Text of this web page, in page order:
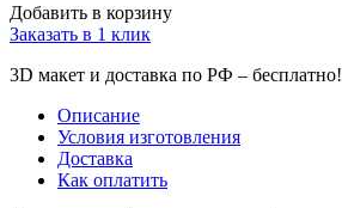
Добавить в корзину
Заказать в 1 клик
3D макет и доставка по РФ – бесплатно!
Описание
Условия изготовления
Доставка
Как оплатить